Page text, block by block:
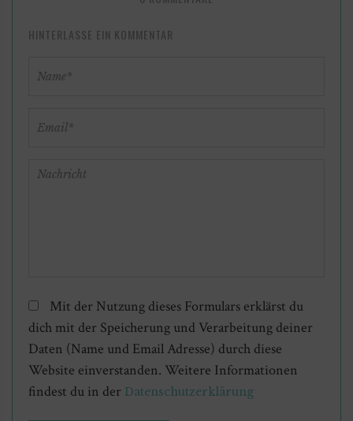
HINTERLASSE EIN KOMMENTAR
Mit der Nutzung dieses Formulars erklärst du
dich mit der Speicherung und Verarbeitung deiner
Daten (Name und Email Adresse) durch diese
Website einverstanden. Weitere Informationen
findest du in der Datenschutzerklärung